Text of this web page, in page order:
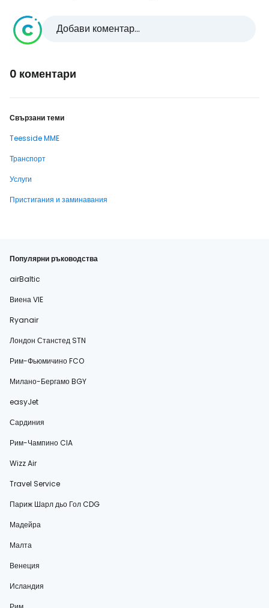
Добави коментар...
0 коментари
Свързани теми
Teesside MME
Транспорт
Услуги
Пристигания и заминавания
Популярни ръководства
airBaltic
Виена VIE
Ryanair
Лондон Станстед STN
Рим-Фьюмичино FCO
Милано-Бергамо BGY
easyJet
Сардиния
Рим-Чампино CIA
Wizz Air
Travel Service
Париж Шарл дьо Гол CDG
Мадейра
Малта
Венеция
Исландия